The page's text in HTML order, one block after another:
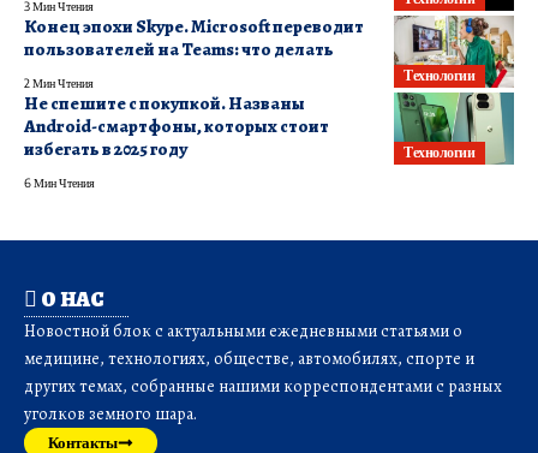
3 Мин Чтения
Технологии
Конец эпохи Skype. Microsoft переводит
пользователей на Teams: что делать
2 Мин Чтения
Технологии
Не спешите с покупкой. Названы
Android-смартфоны, которых стоит
избегать в 2025 году
6 Мин Чтения
О НАС
Новостной блок с актуальными ежедневными статьями о
медицине, технологиях, обществе, автомобилях, спорте и
других темах, собранные нашими корреспондентами с разных
уголков земного шара.
Контакты